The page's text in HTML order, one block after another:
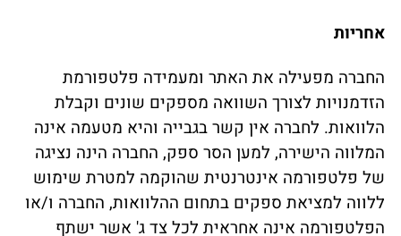
אחריות
החברה מפעילה את האתר ומעמידה פלטפורמת
הזדמנויות לצורך השוואה מספקים שונים וקבלת
הלוואות. לחברה אין קשר בגבייה והיא מטעמה אינה
המלווה הישירה, למען הסר ספק, החברה הינה נציגה
של פלטפורמה אינטרנטית שהוקמה למטרת שימוש
ללווה למציאת ספקים בתחום ההלוואות, החברה ו/או
הפלטפורמה אינה אחראית לכל צד ג' אשר ישתף